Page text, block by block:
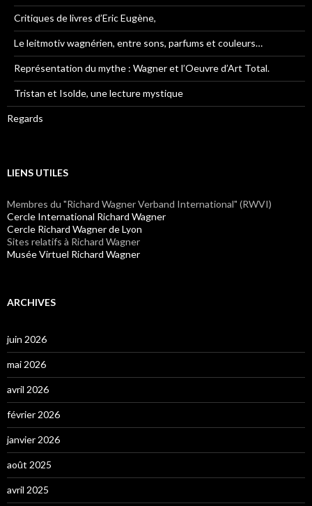
Critiques de livres d’Eric Eugène,
Le leitmotiv wagnérien, entre sons, parfums et couleurs…
Représentation du mythe : Wagner et l’Oeuvre d’Art Total.
Tristan et Isolde, une lecture mystique
Regards
LIENS UTILES
Membres du "Richard Wagner Verband International" (RWVI)
Cercle International Richard Wagner
Cercle Richard Wagner de Lyon
Sites relatifs à Richard Wagner
Musée Virtuel Richard Wagner
ARCHIVES
juin 2026
mai 2026
avril 2026
février 2026
janvier 2026
août 2025
avril 2025